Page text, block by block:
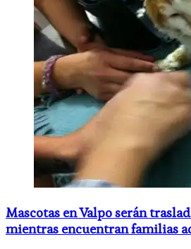
Mascotas en Valpo serán
mientras encuentran familias